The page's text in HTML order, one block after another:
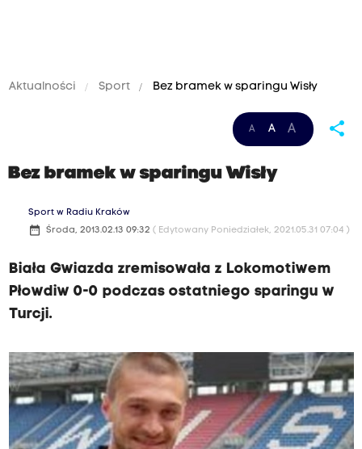
Aktualności Sport Bez bramek w sparingu Wisły
A A A share
Bez bramek w sparingu Wisły
Sport w Radiu Kraków
date_range Środa, 2013.02.13 09:32 ( Edytowany Poniedziałek, 2021.05.31 07:04 )
Biała Gwiazda zremisowała z Lokomotiwem
Płowdiw 0-0 podczas ostatniego sparingu w
Turcji.